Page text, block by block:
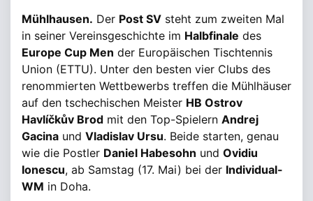
Mühlhausen. Der Post SV steht zum zweiten Mal
in seiner Vereinsgeschichte im Halbfinale des
Europe Cup Men der Europäischen Tischtennis
Union (ETTU). Unter den besten vier Clubs des
renommierten Wettbewerbs treffen die Mühlhäuser
auf den tschechischen Meister HB Ostrov
Havlíčkův Brod mit den Top-Spielern Andrej
Gacina und Vladislav Ursu. Beide starten, genau
wie die Postler Daniel Habesohn und Ovidiu
Ionescu, ab Samstag (17. Mai) bei der Individual-
WM in Doha.